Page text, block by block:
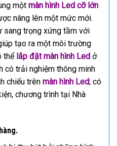
một màn hình Led cỡ lớn
nâng lên một mức mới.
sang trọng xứng tầm với
tạo ra một môi trường
thể lắp đặt màn hình Led ở
có trải nghiệm thông minh
chiếu trên màn hình Led; có
chương trình tại Nhà